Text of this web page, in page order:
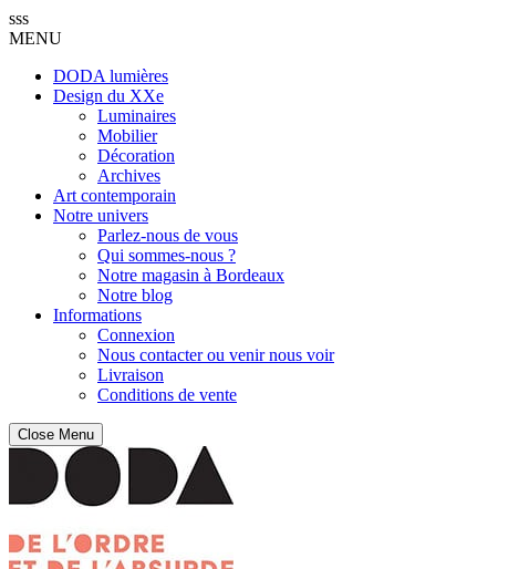
sss
MENU
DODA lumières
Design du XXe
Luminaires
Mobilier
Décoration
Archives
Art contemporain
Notre univers
Parlez-nous de vous
Qui sommes-nous ?
Notre magasin à Bordeaux
Notre blog
Informations
Connexion
Nous contacter ou venir nous voir
Livraison
Conditions de vente
Close Menu